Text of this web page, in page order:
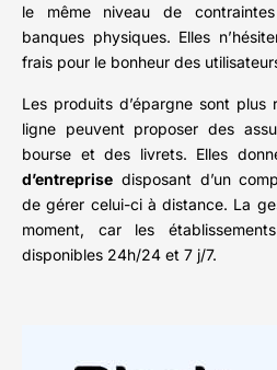
le même niveau de
banques physiques. Elles
frais pour le bonheur des
Les produits d’épargne sont plus
ligne peuvent proposer des
bourse et des livrets. Elles
d’entreprise disposant d’un
de gérer celui-ci à distance. La
moment, car les
disponibles 24h/24 et 7 j/7.